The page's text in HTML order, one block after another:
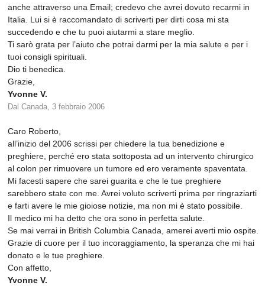
anche attraverso una Email; credevo che avrei dovuto recarmi in
Italia. Lui si è raccomandato di scriverti per dirti cosa mi sta
succedendo e che tu puoi aiutarmi a stare meglio.
Ti sarò grata per l’aiuto che potrai darmi per la mia salute e per i
tuoi consigli spirituali.
Dio ti benedica.
Grazie,
Yvonne V.
Dal Canada, 3 febbraio 2006
Caro Roberto,
all’inizio del 2006 scrissi per chiedere la tua benedizione e
preghiere, perché ero stata sottoposta ad un intervento chirurgico
al colon per rimuovere un tumore ed ero veramente spaventata.
Mi facesti sapere che sarei guarita e che le tue preghiere
sarebbero state con me. Avrei voluto scriverti prima per ringraziarti
e farti avere le mie gioiose notizie, ma non mi è stato possibile.
Il medico mi ha detto che ora sono in perfetta salute.
Se mai verrai in British Columbia Canada, amerei averti mio ospite.
Grazie di cuore per il tuo incoraggiamento, la speranza che mi hai
donato e le tue preghiere.
Con affetto,
Yvonne V.